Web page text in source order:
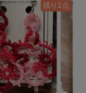
残り1点